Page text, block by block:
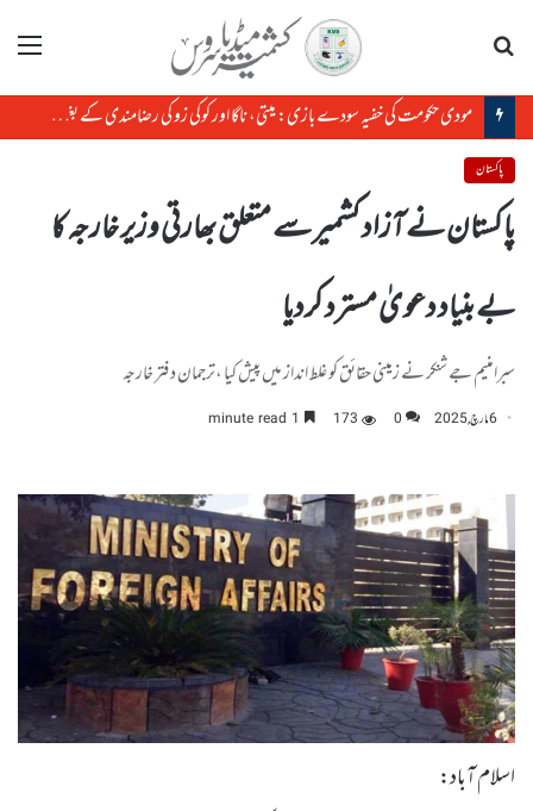
مینو
مودی حکومت کی خفیہ سودے بازی: میتی، ناگا اور کوکی زو کی رضامندی کے بغیر منی پور کی زمین کا سودا
پاکستان
پاکستان نے آزاد کشمیر سے متعلق بھارتی وزیر خارجہ کا
بے بنیاد دعویٰ مسترد کردیا
سبرامنیم جے شنکر نے زمینی حقائق کو غلط انداز میں پیش کیا ،ترجمان دفتر خارجہ
6 مارچ, 2025 0
173
اسلام آباد: